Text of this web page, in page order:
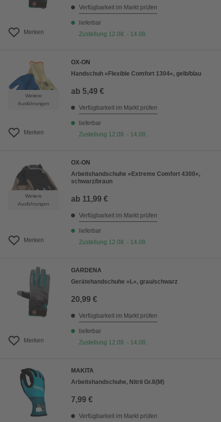
Merken
Verfügbarkeit im Markt prüfen
lieferbar
Zustellung 12.08. - 14.08.
Weitere
Ausführungen
Merken
OX-ON
Handschuh »Flexible Comfort 1304«, gelb/blau
ab 5,49 €
Verfügbarkeit im Markt prüfen
lieferbar
Zustellung 12.08. - 14.08.
Weitere
Ausführungen
Merken
OX-ON
Arbeitshandschuhe »Extreme Comfort 4300«,
schwarz/braun
ab 11,99 €
Verfügbarkeit im Markt prüfen
lieferbar
Zustellung 12.08. - 14.08.
Merken
GARDENA
Gerätehandschuhe »L«, grau/schwarz
20,99 €
Verfügbarkeit im Markt prüfen
lieferbar
Zustellung 12.08. - 14.08.
MAKITA
Arbeitshandschuhe, Nitril Gr.8(M)
7,99 €
Verfügbarkeit im Markt prüfen